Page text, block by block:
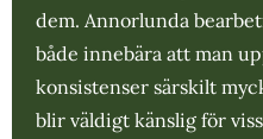
dem. Annorlunda
både innebära att man
konsistenser särskilt
blir väldigt känslig för